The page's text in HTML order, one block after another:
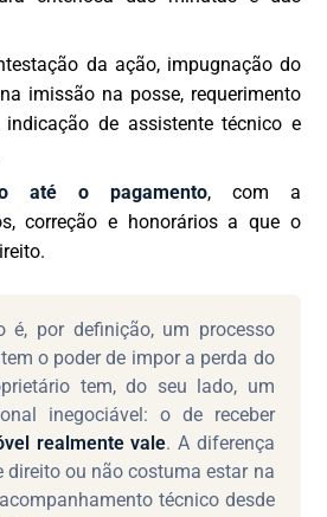
da ação, impugnação do
imissão na posse, requerimento
indicação de assistente técnico e
até o pagamento, com a
correção e honorários a que o
é, por definição, um processo
o poder de impor a perda do
tem, do seu lado, um
inegociável: o de receber
realmente vale. A diferença
direito ou não costuma estar na
técnico desde